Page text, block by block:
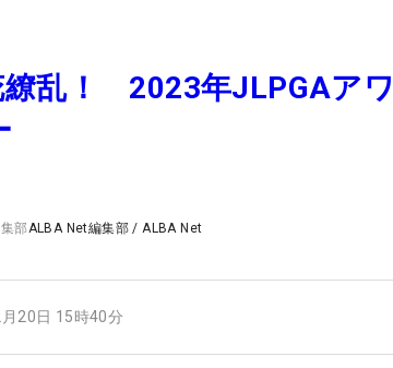
繚乱！ 2023年JLPGAア
部ALBA Net編集部 /ALBA Net
20日 15時40分